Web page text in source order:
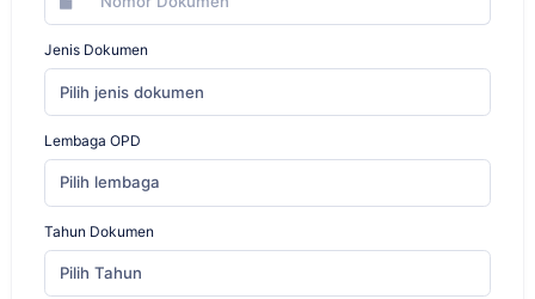
Jenis Dokumen
Pilih jenis dokumen
Lembaga OPD
Pilih lembaga
Tahun Dokumen
Pilih Tahun